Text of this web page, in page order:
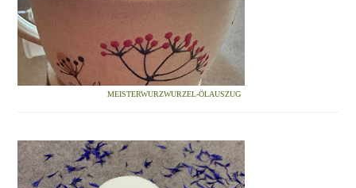
MEISTERWURZWURZEL-ÖLAUSZUG